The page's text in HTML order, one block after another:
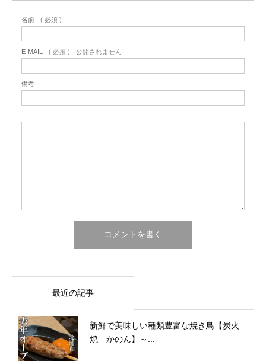
名前 ( 必須 )
E-MAIL ( 必須 ) - 公開されません -
備考
最近の記事
新鮮で美味しい種類豊富な焼き鳥【炭火
焼 かのん】～...